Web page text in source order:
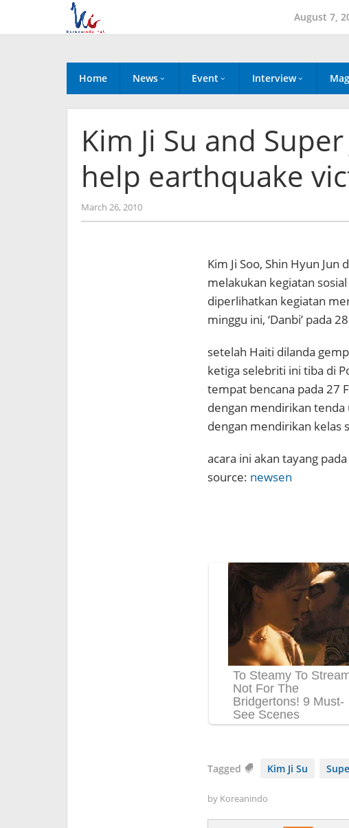
content
August 7,
Home News Event Interview
Kim Ji Su and
help earthquake
March 26, 2010by
Koreanindo
Kim Ji Soo, Shin Hyun Jun
melakukan kegiatan
diperlihatkan kegiatan
minggu ini, ‘Danbi’ pada
setelah Haiti dilanda
ketiga selebriti ini tiba di
tempat bencana pada 27
dengan mendirikan
dengan mendirikan kelas
acara ini akan tayang
source: newsen
Tagged Kim Ji Su
by Koreanindo